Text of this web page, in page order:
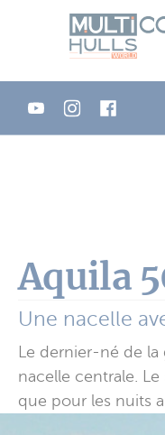
Aquila
Une nacelle
Le dernier-né de
nacelle centrale.
que pour les nuits
Panneau de gestion des